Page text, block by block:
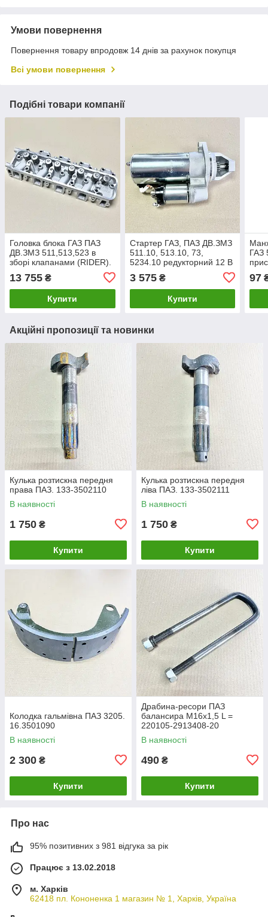
Умови повернення
Повернення товару впродовж 14 днів за рахунок покупця
Всі умови повернення
Подібні товари компанії
Головка блока ГАЗ ПАЗ
ДВ.ЗМЗ 511,513,523 в
зборі клапанами (RIDER).
13 755 ₴
Купити
Стартер ГАЗ, ПАЗ ДВ.ЗМЗ
511.10, 513.10, 73,
5234.10 редукторний 12 В
6042.3708
3 575₴
Купити
ГАЗ
97
Акційні пропозиції та новинки
Кулька розтискна передня
права ПАЗ. 133-3502110
В наявності
1 750 ₴
Купити
Кулька розтискна передня
ліва ПАЗ. 133-3502111
В наявності
1 750 ₴
Купити
Колодка гальмівна ПАЗ 3205.
16.3501090
В наявності
2 300 ₴
Купити
Драбина-ресори ПАЗ
балансира М16х1,5 L =
220105-2913408-20
В наявності
490 ₴
Купити
Про нас
95% позитивних з 981 відгука за рік
Працює з 13.02.2018
м. Харків
62418 пл. Кононенка 1 магазин № 1, Харків, Україна